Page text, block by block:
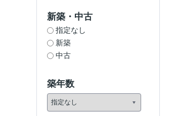
新築・中古
指定なし
新築
中古
築年数